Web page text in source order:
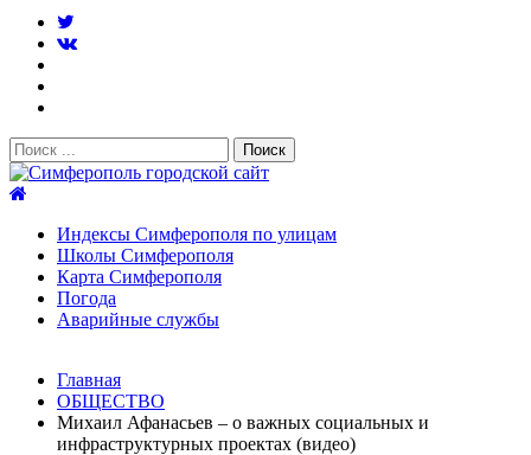
Поиск:
Индексы Симферополя по улицам
Школы Симферополя
Карта Симферополя
Погода
Аварийные службы
После атаки БПЛА на поезд Москва–Симферополь в
Крыму эвакуировали всех пассажиро...08.06.2026
Услуги дератизации в Симферополе и Крыму — цены,
Главная
ОБЩЕСТВО
Михаил Афанасьев – о важных социальных и
инфраструктурных проектах (видео)